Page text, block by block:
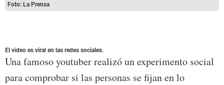
Foto: La Prensa
El video es viral en las redes sociales.
Una famoso youtuber realizó un experimento social
para comprobar si las personas se fijan en lo